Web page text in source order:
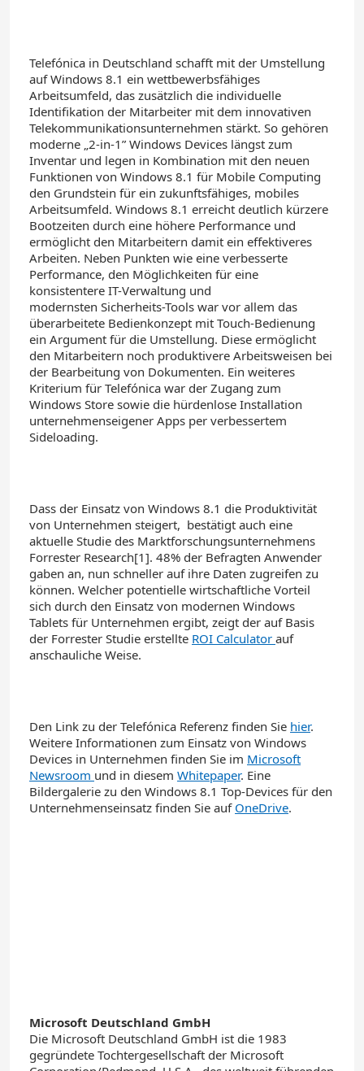
Telefónica in Deutschland schafft mit der Umstellung
auf Windows 8.1 ein wettbewerbsfähiges
Arbeitsumfeld, das zusätzlich die individuelle
Identifikation der Mitarbeiter mit dem innovativen
Telekommunikationsunternehmen stärkt. So gehören
moderne „2-in-1” Windows Devices längst zum
Inventar und legen in Kombination mit den neuen
Funktionen von Windows 8.1 für Mobile Computing
den Grundstein für ein zukunftsfähiges, mobiles
Arbeitsumfeld. Windows 8.1 erreicht deutlich kürzere
Bootzeiten durch eine höhere Performance und
ermöglicht den Mitarbeitern damit ein effektiveres
Arbeiten. Neben Punkten wie eine verbesserte
Performance, den Möglichkeiten für eine
konsistentere IT-Verwaltung und
modernsten Sicherheits-Tools war vor allem das
überarbeitete Bedienkonzept mit Touch-Bedienung
ein Argument für die Umstellung. Diese ermöglicht
den Mitarbeitern noch produktivere Arbeitsweisen bei
der Bearbeitung von Dokumenten. Ein weiteres
Kriterium für Telefónica war der Zugang zum
Windows Store sowie die hürdenlose Installation
unternehmenseigener Apps per verbessertem
Sideloading.
Dass der Einsatz von Windows 8.1 die Produktivität
von Unternehmen steigert, bestätigt auch eine
aktuelle Studie des Marktforschungsunternehmens
Forrester Research[1]. 48% der Befragten Anwender
gaben an, nun schneller auf ihre Daten zugreifen zu
können. Welcher potentielle wirtschaftliche Vorteil
sich durch den Einsatz von modernen Windows
Tablets für Unternehmen ergibt, zeigt der auf Basis
der Forrester Studie erstellte ROI Calculator auf
anschauliche Weise.
Den Link zu der Telefónica Referenz finden Sie hier.
Weitere Informationen zum Einsatz von Windows
Devices in Unternehmen finden Sie im Microsoft
Newsroom und in diesem Whitepaper. Eine
Bildergalerie zu den Windows 8.1 Top-Devices für den
Unternehmenseinsatz finden Sie auf OneDrive.
Microsoft Deutschland GmbH
Die Microsoft Deutschland GmbH ist die 1983
gegründete Tochtergesellschaft der Microsoft